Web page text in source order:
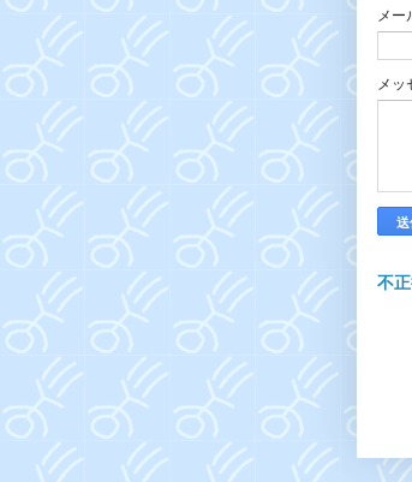
メ
メッ
不